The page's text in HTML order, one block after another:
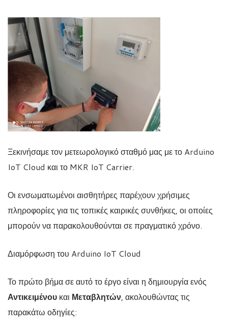
Ξεκινήσαμε τον μετεωρολογικό σταθμό μας με το Arduino
IoT Cloud και το MKR IoT Carrier.
Οι ενσωματωμένοι αισθητήρες παρέχουν χρήσιμες
πληροφορίες για τις τοπικές καιρικές συνθήκες, οι οποίες
μπορούν να παρακολουθούνται σε πραγματικό χρόνο.
Διαμόρφωση του Arduino IoT Cloud
Το πρώτο βήμα σε αυτό το έργο είναι η δημιουργία ενός
Αντικειμένου και Μεταβλητών, ακολουθώντας τις
παρακάτω οδηγίες: